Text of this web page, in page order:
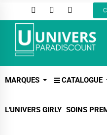
MARQUES CATALOGUE
L'UNIVERS GIRLY SOINS